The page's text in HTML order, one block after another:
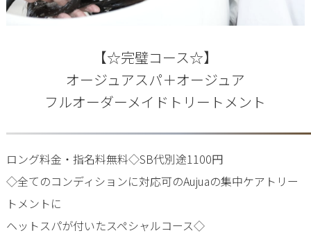
【☆完璧コース☆】
オージュアスパ＋オージュア
フルオーダーメイドトリートメント
ロング料金・指名料無料◇SB代別途1100円
◇全てのコンディションに対応可のAujuaの集中ケアトリー
トメントに
ヘットスパが付いたスペシャルコース◇